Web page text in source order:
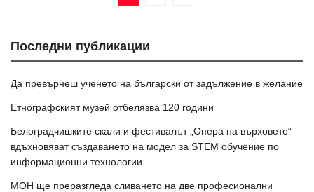
Последни публикации
Да превърнеш ученето на български от задължение в желание
Етнографският музей отбелязва 120 години
Белоградчишките скали и фестивалът „Опера на върховете“
вдъхновяват създаването на модел за STEM обучение по
информационни технологии
МОН ще преразгледа сливането на две професионални